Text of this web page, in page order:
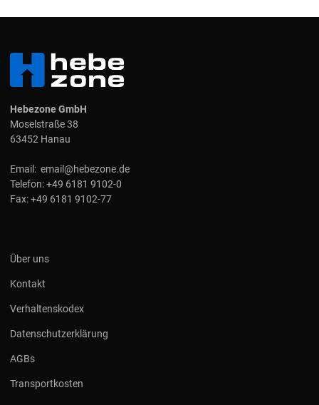
Hebezone GmbH
Moselstraße 38
63452 Hanau
Email: email@hebezone.de
Telefon:+49 6181 9102-0
Fax:+49 6181 9102-77
Über uns
Kontakt
Verhaltenskodex
Datenschutzerklärung
AGBs
Transportkosten